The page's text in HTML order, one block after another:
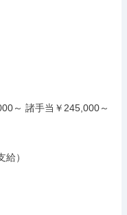
～ 諸手当￥245,000～
）